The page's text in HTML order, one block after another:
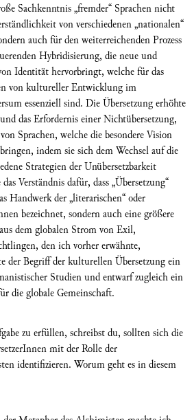
Sachkenntnis „fremder“ Sprachen nicht
von verschiedenen „nationalen“
auch für den weiterreichenden Prozess
Hybridisierung, die neue und
Identität hervorbringt, welche für das
von kultureller Entwicklung im
essenziell sind. Die Übersetzung erhöhte
das Erfordernis einer Nichtübersetzung,
Sprachen, welche die besondere Vision
indem sie sich dem Wechsel auf die
Strategien der Unübersetzbarkeit
Verständnis dafür, dass „Übersetzung“
Handwerk der „literarischen“ oder
bezeichnet, sondern auch eine größere
dem globalen Strom von Exil,
den ich vorher erwähnte,
der Begriff der kulturellen Übersetzung ein
Studien und entwarf zugleich ein
die globale Gemeinschaft.
zu erfüllen, schreibst du, sollten sich die
mit der Rolle der
identifizieren. Worum geht es in diesem